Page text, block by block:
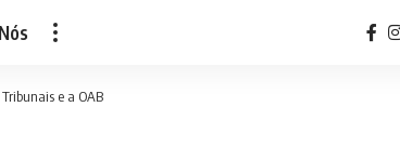
e a OAB